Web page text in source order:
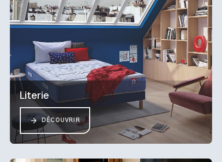
Literie
DÉCOUVRIR